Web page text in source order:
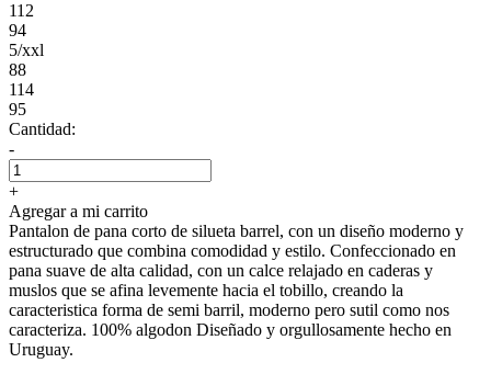
112
94
5/xxl
88
114
95
Cantidad:
-
+
Agregar a mi carrito
Pantalon de pana corto de silueta barrel, con un diseño moderno y
estructurado que combina comodidad y estilo. Confeccionado en
pana suave de alta calidad, con un calce relajado en caderas y
muslos que se afina levemente hacia el tobillo, creando la
caracteristica forma de semi barril, moderno pero sutil como nos
caracteriza. 100% algodon Diseñado y orgullosamente hecho en
Uruguay.